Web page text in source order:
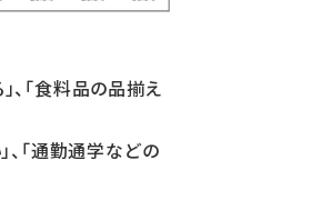
、「食料品の品揃え
、「通勤通学などの